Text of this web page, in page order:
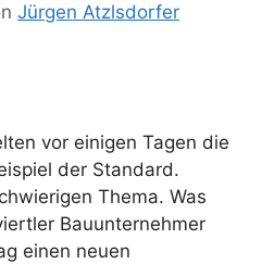
Jürgen Atzlsdorfer
vor einigen Tagen die
der Standard.
Thema. Was
Bauunternehmer
einen neuen